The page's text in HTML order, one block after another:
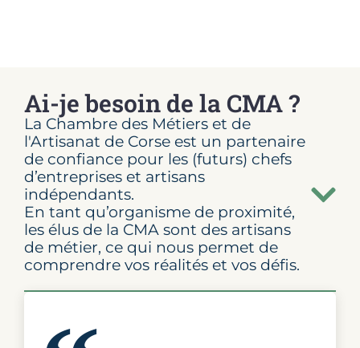
Ai-je besoin de la CMA ?
La Chambre des Métiers et de
l'Artisanat de Corse est un partenaire
de confiance pour les (futurs) chefs
d’entreprises et artisans
indépendants.
En tant qu’organisme de proximité,
les élus de la CMA sont des artisans
de métier, ce qui nous permet de
comprendre vos réalités et vos défis.